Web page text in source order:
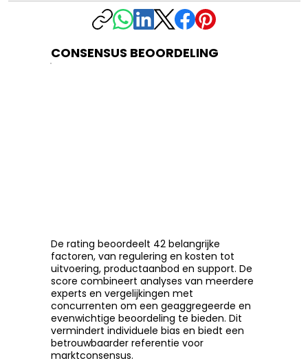
CONSENSUS BEOORDELING
De rating beoordeelt 42 belangrijke
factoren, van regulering en kosten tot
uitvoering, productaanbod en support. De
score combineert analyses van meerdere
experts en vergelijkingen met
concurrenten om een geaggregeerde en
evenwichtige beoordeling te bieden. Dit
vermindert individuele bias en biedt een
betrouwbaarder referentie voor
marktconsensus.